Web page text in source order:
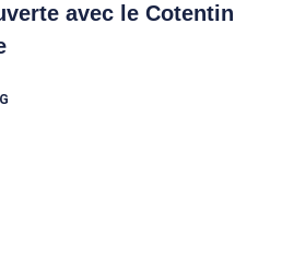
avec le Cotentin